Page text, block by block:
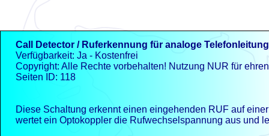
Call Detector / Ruferkennung für analoge
Verfügbarkeit: Ja - Kostenfrei
Copyright: Alle Rechte vorbehalten! Nutzung NUR für
Seiten ID: 118
Diese Schaltung erkennt einen eingehenden RUF auf
wertet ein Optokoppler die Rufwechselspannung aus und